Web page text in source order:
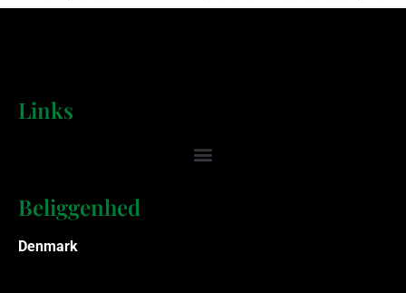
Links
Beliggenhed
Denmark